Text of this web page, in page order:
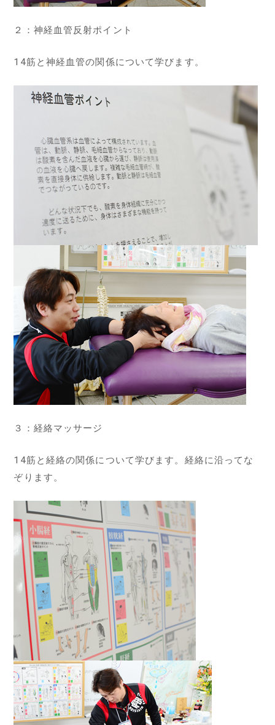
２：神経血管反射ポイント
14筋と神経血管の関係について学びます。
３：経絡マッサージ
14筋と経絡の関係について学びます。経絡に沿ってな
ぞります。